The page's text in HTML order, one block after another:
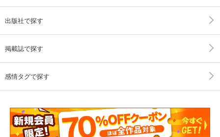
出版社で探す
掲載誌で探す
感情タグで探す